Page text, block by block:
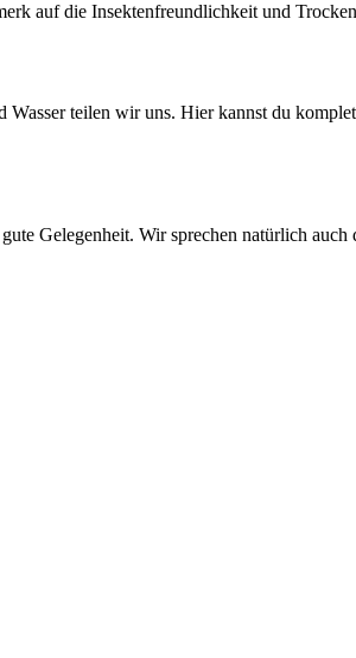
auf die Insektenfreundlichkeit und
teilen wir uns. Hier kannst du
Gelegenheit. Wir sprechen natürlich auch